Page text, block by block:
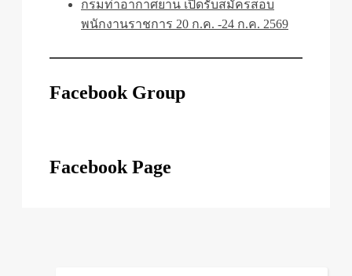
กรมท่าอากาศยาน เปิดรับสมัครสอบ
พนักงานราชการ 20 ก.ค. -24 ก.ค. 2569
Facebook Group
Facebook Page